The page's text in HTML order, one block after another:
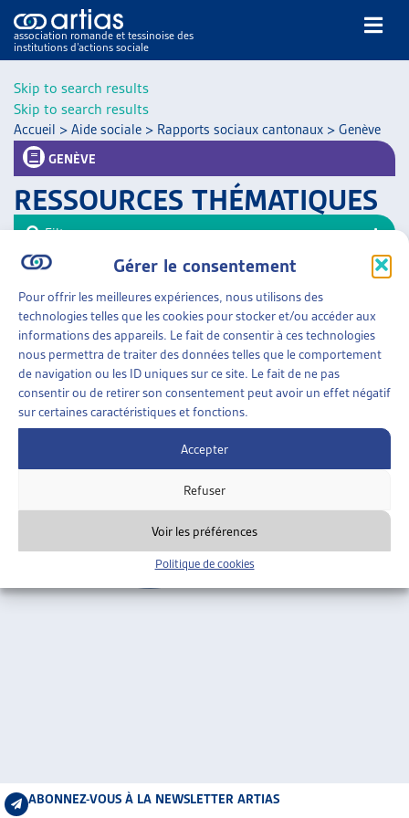
Skip to search results
Gérer le consentement
Pour offrir les meilleures expériences, nous utilisons des
technologies telles que les cookies pour stocker et/ou accéder aux
informations des appareils. Le fait de consentir à ces technologies
nous permettra de traiter des données telles que le comportement
de navigation ou les ID uniques sur ce site. Le fait de ne pas
consentir ou de retirer son consentement peut avoir un effet négatif
sur certaines caractéristiques et fonctions.
Accepter
Refuser
Voir les préférences
Politique de cookies
Skip to search results
association romande et tessinoise des
institutions d’actions sociale
NOS PUBLICATIONS
DOSSIERS DU MOIS
VEILLE
RESSOURCES
THÉMATIQUES
GUIDE SOCIAL ROMAND
AUTRES
ARTIAS
PROJETS ET ACTIVITÉS
Accueil > Aide sociale > Rapports sociaux cantonaux > Genève
GENÈVE
RESSOURCES THÉMATIQUES
AIDE SOCIALE»RAPPORTS SOCIAUX CANTONAUX
»GENÈVE
RAPPORT D’OBSERVATION SUR LA PAUVRETÉ
Canton de Genève, sept. 2016
Genève
Filtrer
Trier
ABONNEZ-VOUS À LA NEWSLETTER ARTIAS